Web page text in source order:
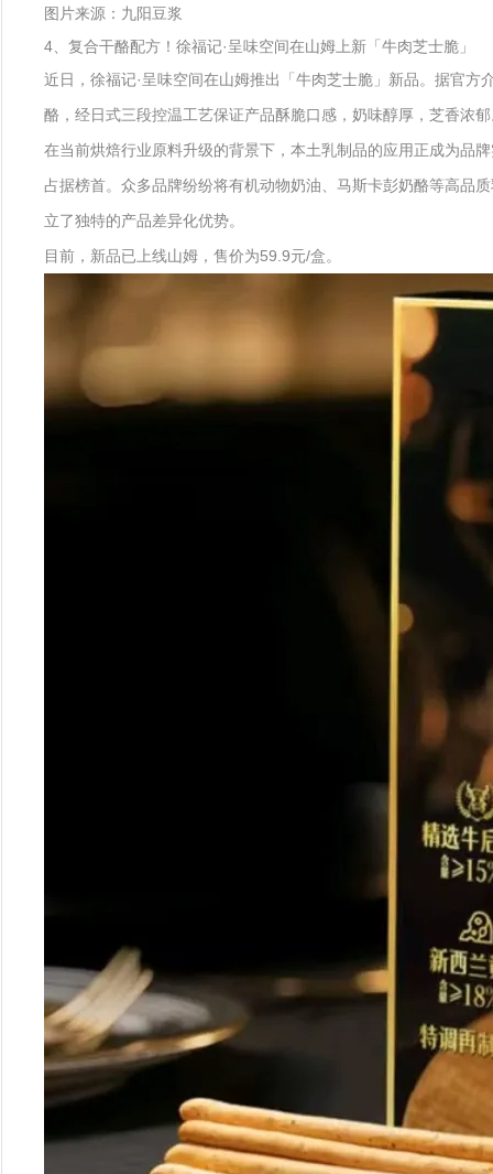
图片来源：九阳豆浆
4、复合干酪配方！徐福记·呈味空间在山姆上新「牛肉芝士脆」
近日，徐福记·呈味空间在山姆推出「牛肉芝士脆」新品。据官
酪，经日式三段控温工艺保证产品酥脆口感，奶味醇厚，芝香浓
在当前烘焙行业原料升级的背景下，本土乳制品的应用正成为品
占据榜首。众多品牌纷纷将有机动物奶油、马斯卡彭奶酪等高品
立了独特的产品差异化优势。
目前，新品已上线山姆，售价为59.9元/盒。